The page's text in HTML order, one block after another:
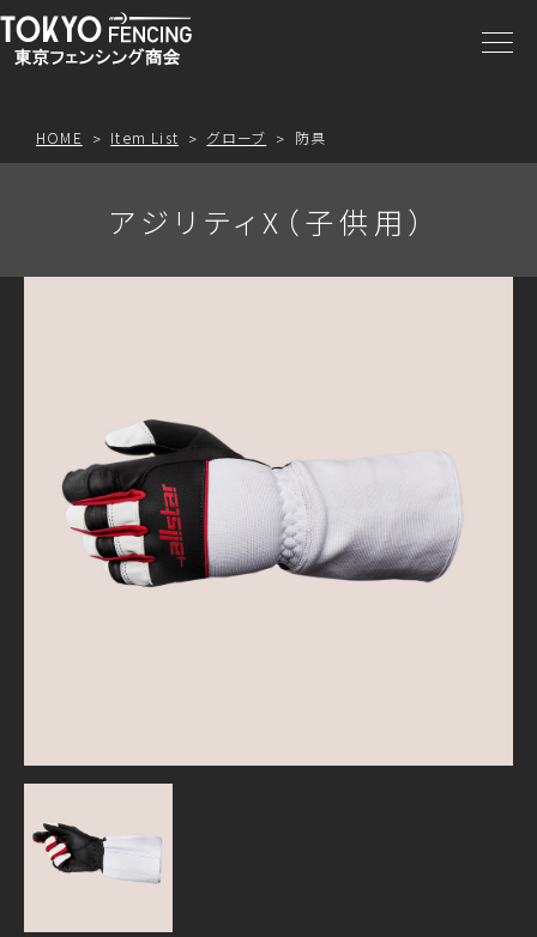
商品一覧
お問合わせ
HOME Item List グローブ 防具
アジリティX（子供用）